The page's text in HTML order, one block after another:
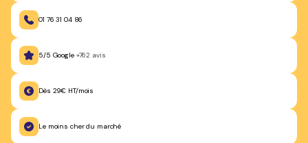
01 76 31 04 86
5/5 Google +762 avis
Dès 29€ HT/mois
Le moins cher du marché